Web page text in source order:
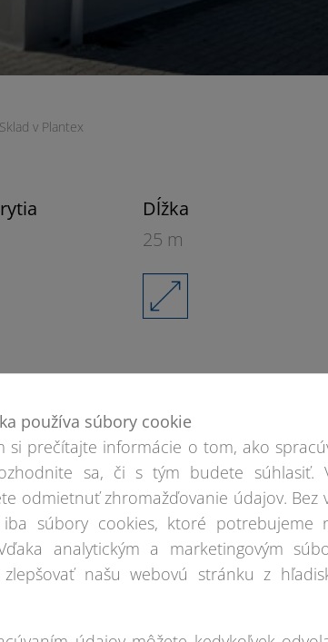
Sklad v Plantex
Dĺžka
25 m
2
3
používa súbory cookie
si prečítajte informácie o tom, ako
sa, či s tým budete súhlasiť.
odmietnuť zhromažďovanie údajov. Bez
súbory cookies, ktoré potrebujeme
analytickým a marketingovým
našu webovú stránku z